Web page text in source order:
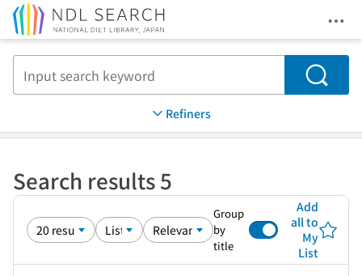
Search
Refiners
Search results 5
Group
by
title
Add
all to
My
List